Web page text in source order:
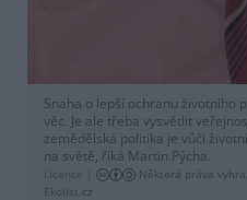
Snaha o lepší ochranu životního
věc. Je ale třeba vysvětlit
zemědělská politika je vůči
na světě, říká Martin Pýcha.
Licence | Některá práva
Ekolist.cz